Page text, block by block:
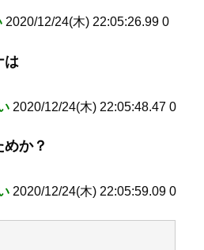
2020/12/24(木) 22:05:26.99 0
は
2020/12/24(木) 22:05:48.47 0
か？
2020/12/24(木) 22:05:59.09 0